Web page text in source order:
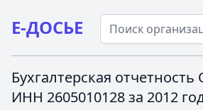
Е-ДОСЬЕ
Бухгалтерская
ИНН 2605010128 за 2012